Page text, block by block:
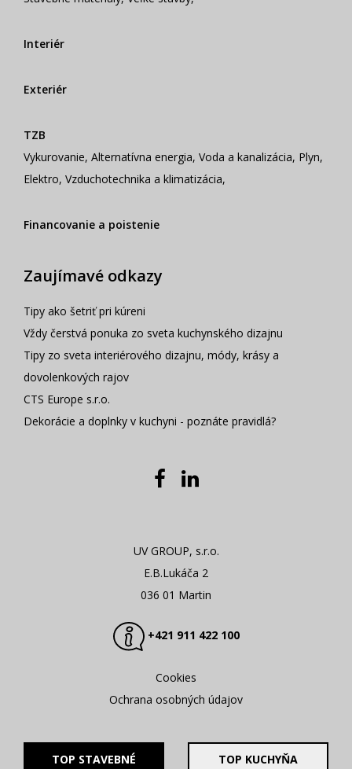
Interiér
Exteriér
TZB
Vykurovanie, Alternatívna energia, Voda a kanalizácia, Plyn,
Elektro, Vzduchotechnika a klimatizácia,
Financovanie a poistenie
Zaujímavé odkazy
Tipy ako šetriť pri kúreni
Vždy čerstvá ponuka zo sveta kuchynského dizajnu
Tipy zo sveta interiérového dizajnu, módy, krásy a
dovolenkových rajov
CTS Europe s.r.o.
Dekorácie a doplnky v kuchyni - poznáte pravidlá?
UV GROUP, s.r.o.
E.B.Lukáča 2
036 01 Martin
+421 911 422 100
Cookies
Ochrana osobných údajov
TOP STAVEBNÉ TOP KUCHYŇA